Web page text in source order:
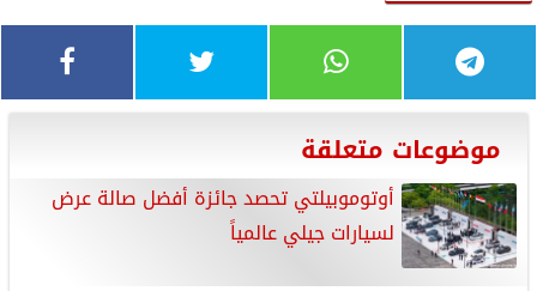
موضوعات متعلقة
أوتوموبيلتي تحصد جائزة أفضل صالة عرض
لسيارات جيلي عالمياً